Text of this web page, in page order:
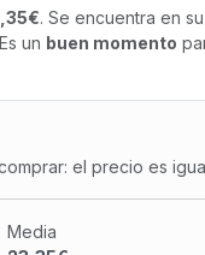
. Se encuentra en
Es un buen momento
el precio es
Media